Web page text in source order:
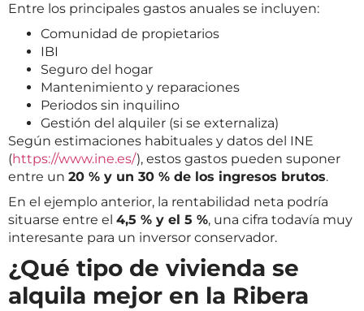
Entre los principales gastos anuales se incluyen:
Comunidad de propietarios
IBI
Seguro del hogar
Mantenimiento y reparaciones
Periodos sin inquilino
Gestión del alquiler (si se externaliza)
Según estimaciones habituales y datos del INE
(https://www.ine.es/), estos gastos pueden suponer
entre un 20 % y un 30 % de los ingresos brutos.
En el ejemplo anterior, la rentabilidad neta podría
situarse entre el 4,5 % y el 5 %, una cifra todavía muy
interesante para un inversor conservador.
¿Qué tipo de vivienda se
alquila mejor en la Ribera